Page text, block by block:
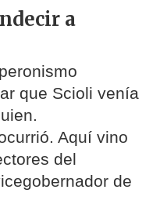
a
que Scioli venía
Aquí vino
del
de